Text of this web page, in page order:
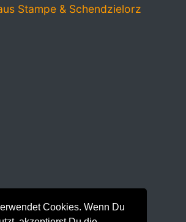
Cookies. Wenn Du
Stampe & Schendzielorz